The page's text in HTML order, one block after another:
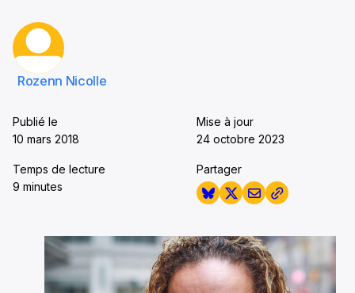
Rozenn Nicolle
Publié le
10 mars 2018
Mise à jour
24 octobre 2023
Temps de lecture
9 minutes
Partager